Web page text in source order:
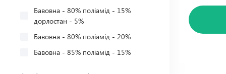
Бавовна - 80% поліамід - 15%
дорлостан - 5%
Бавовна - 80% поліамід - 20%
Бавовна - 85% поліамід - 15%
26-30 40-45 1
29-31 44-46 +0,30грн 18
23 37-39 1